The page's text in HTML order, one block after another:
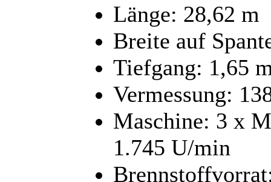
Länge: 28,62 m
Breite auf
Tiefgang: 1,65
Vermessung:
Maschine: 3 x
1.745 U/min